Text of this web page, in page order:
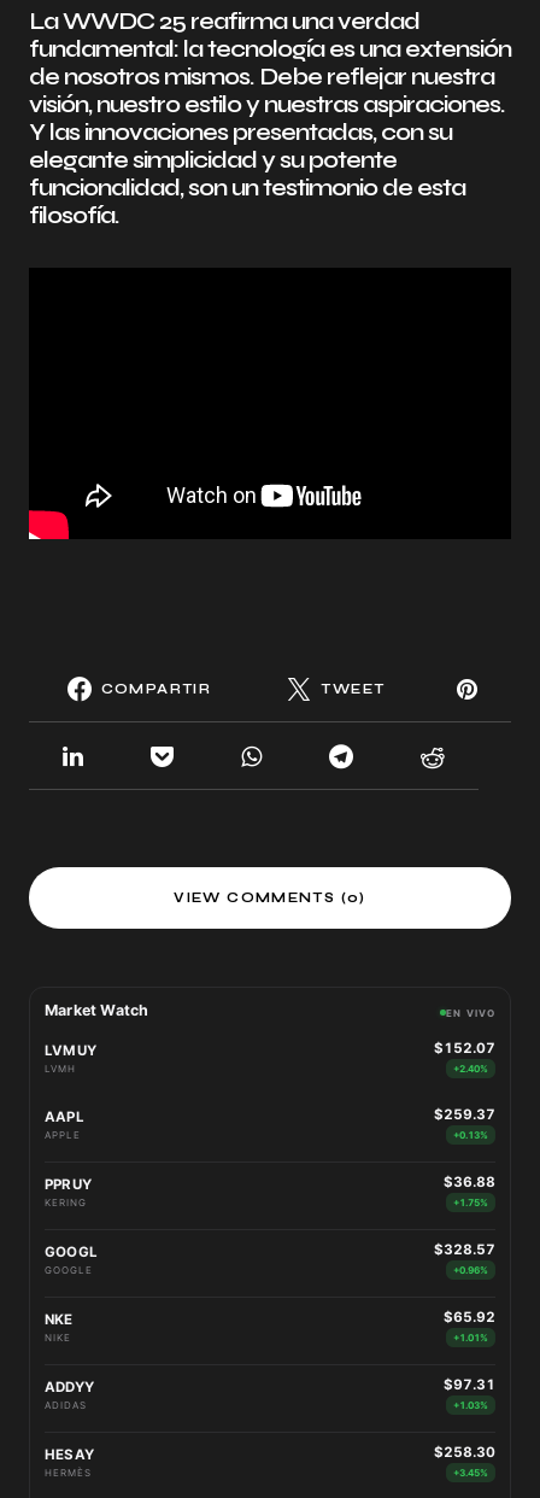
La WWDC 25 reafirma una verdad
fundamental: la tecnología es una extensión
de nosotros mismos. Debe reflejar nuestra
visión, nuestro estilo y nuestras aspiraciones.
Y las innovaciones presentadas, con su
elegante simplicidad y su potente
funcionalidad, son un testimonio de esta
filosofía.
COMPARTIR TWEET
VIEW COMMENTS (0)
Market Watch EN VIVO
LVMUY
LVMH
$152.07
+2.40%
AAPL
APPLE
$259.37
+0.13%
PPRUY
KERING
$36.88
+1.75%
GOOGL
GOOGLE
$328.57
+0.96%
NKE
NIKE
$65.92
+1.01%
ADDYY
ADIDAS
$97.31
+1.03%
HESAY
HERMÈS
$258.30
+3.45%